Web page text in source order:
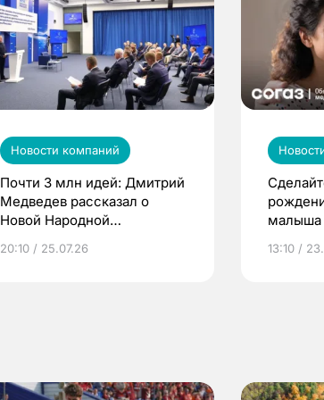
Новости компаний
Почти 3 млн идей: Дмитрий
Медведев рассказал о
Новой Народной
20:10 / 25.07.26
малыша
по ОМС!
13:10 /